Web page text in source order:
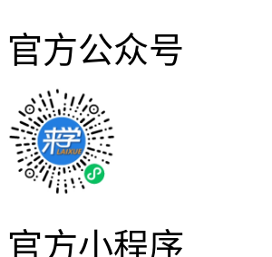
官方公众号
官方小程序